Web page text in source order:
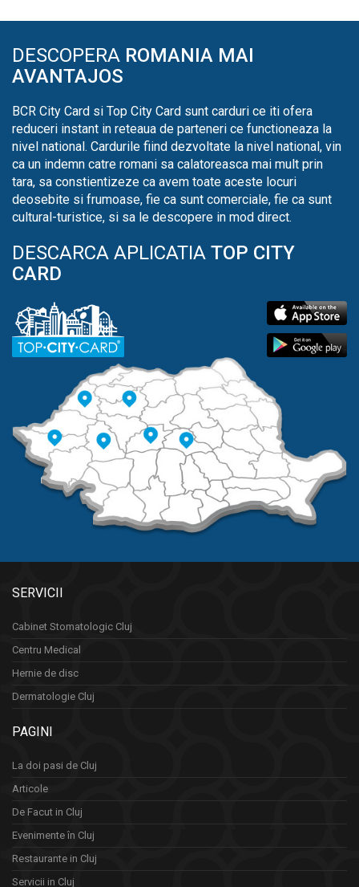
DESCOPERA ROMANIA MAI
AVANTAJOS
BCR City Card si Top City Card sunt carduri ce iti ofera
reduceri instant in reteaua de parteneri ce functioneaza la
nivel national. Cardurile fiind dezvoltate la nivel national, vin
ca un indemn catre romani sa calatoreasca mai mult prin
tara, sa constientizeze ca avem toate aceste locuri
deosebite si frumoase, fie ca sunt comerciale, fie ca sunt
cultural-turistice, si sa le descopere in mod direct.
DESCARCA APLICATIA TOP CITY
CARD
SERVICII
Cabinet Stomatologic Cluj
Centru Medical
Hernie de disc
Dermatologie Cluj
PAGINI
La doi pasi de Cluj
Articole
De Facut in Cluj
Evenimente în Cluj
Restaurante in Cluj
Servicii in Cluj